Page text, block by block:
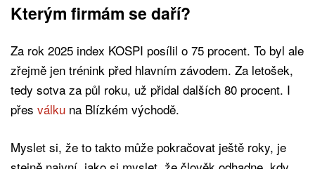
Kterým firmám se daří?
Za rok 2025 index KOSPI posílil o 75 procent. To byl ale
zřejmě jen trénink před hlavním závodem. Za letošek,
tedy sotva za půl roku, už přidal dalších 80 procent. I
přes válku na Blízkém východě.
Myslet si, že to takto může pokračovat ještě roky, je